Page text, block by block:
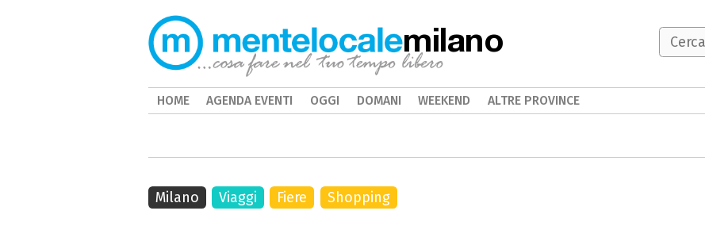
Milano Viaggi Fiere Shopping
milano
HOME AGENDA EVENTI OGGI DOMANI WEEKEND ALTRE PROVINCE